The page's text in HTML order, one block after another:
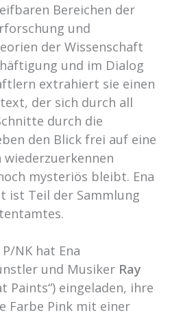
Bereichen der
und
der Wissenschaft
und im Dialog
extrahiert sie einen
der sich durch all
durch die
den Blick frei auf eine
mysteriös bleibt. Ena
ist Teil der Sammlung
NK hat Ena
und Musiker Ray
Paints“) eingeladen, ihre
Farbe Pink mit einer